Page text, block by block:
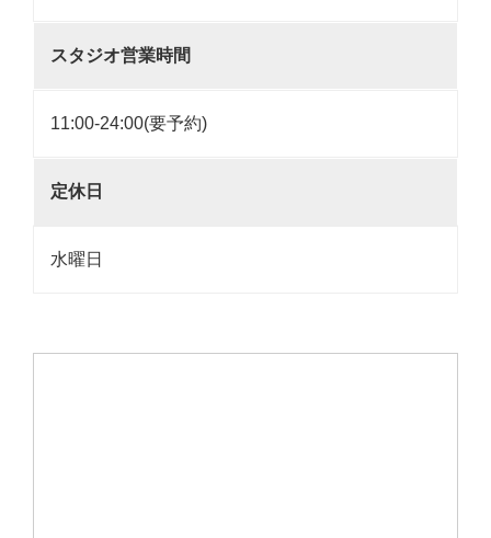
スタジオ営業時間
11:00-24:00(要予約)
定休日
水曜日